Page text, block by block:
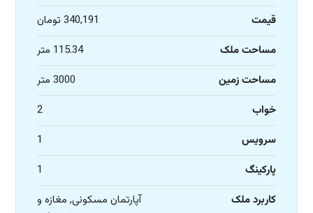
قیمت
340,191 تومان
مساحت ملک
115.34 متر
مساحت زمین
3000 متر
خواب
2
سرویس
1
پارکینگ
1
کاربرد ملک
آپارتمان مسکونی, مغازه و